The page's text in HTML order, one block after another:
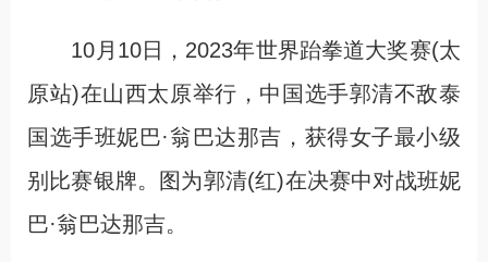
10月10日，2023年世界跆拳道大奖赛(太
原站)在山西太原举行，中国选手郭清不敌泰
国选手班妮巴·翁巴达那吉，获得女子最小级
别比赛银牌。图为郭清(红)在决赛中对战班妮
巴·翁巴达那吉。